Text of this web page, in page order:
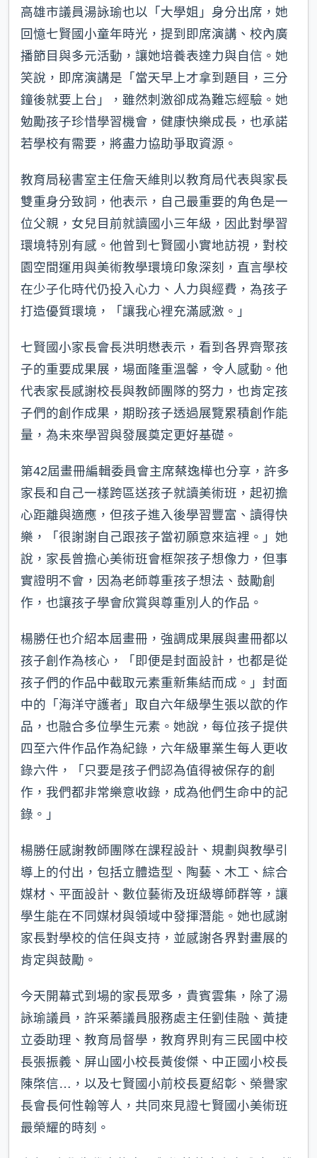
高雄市議員湯詠瑜也以「大學姐」身分出席，她
回憶七賢國小童年時光，提到即席演講、校內廣
播節目與多元活動，讓她培養表達力與自信。她
笑說，即席演講是「當天早上才拿到題目，三分
鐘後就要上台」，雖然刺激卻成為難忘經驗。她
勉勵孩子珍惜學習機會，健康快樂成長，也承諾
若學校有需要，將盡力協助爭取資源。
教育局秘書室主任詹天維則以教育局代表與家長
雙重身分致詞，他表示，自己最重要的角色是一
位父親，女兒目前就讀國小三年級，因此對學習
環境特別有感。他曾到七賢國小實地訪視，對校
園空間運用與美術教學環境印象深刻，直言學校
在少子化時代仍投入心力、人力與經費，為孩子
打造優質環境，「讓我心裡充滿感激。」
七賢國小家長會長洪明懋表示，看到各界齊聚孩
子的重要成果展，場面隆重溫馨，令人感動。他
代表家長感謝校長與教師團隊的努力，也肯定孩
子們的創作成果，期盼孩子透過展覽累積創作能
量，為未來學習與發展奠定更好基礎。
第42屆畫冊編輯委員會主席蔡逸樺也分享，許多
家長和自己一樣跨區送孩子就讀美術班，起初擔
心距離與適應，但孩子進入後學習豐富、讀得快
樂，「很謝謝自己跟孩子當初願意來這裡。」她
說，家長曾擔心美術班會框架孩子想像力，但事
實證明不會，因為老師尊重孩子想法、鼓勵創
作，也讓孩子學會欣賞與尊重別人的作品。
楊勝任也介紹本屆畫冊，強調成果展與畫冊都以
孩子創作為核心，「即便是封面設計，也都是從
孩子們的作品中截取元素重新集結而成。」封面
中的「海洋守護者」取自六年級學生張以歆的作
品，也融合多位學生元素。她說，每位孩子提供
四至六件作品作為紀錄，六年級畢業生每人更收
錄六件，「只要是孩子們認為值得被保存的創
作，我們都非常樂意收錄，成為他們生命中的記
錄。」
楊勝任感謝教師團隊在課程設計、規劃與教學引
導上的付出，包括立體造型、陶藝、木工、綜合
媒材、平面設計、數位藝術及班級導師群等，讓
學生能在不同媒材與領域中發揮潛能。她也感謝
家長對學校的信任與支持，並感謝各界對畫展的
肯定與鼓勵。
今天開幕式到場的家長眾多，貴賓雲集，除了湯
詠瑜議員，許采蓁議員服務處主任劉佳融、黃捷
立委助理、教育局督學，教育界則有三民國中校
長張振義、屏山國小校長黃俊傑、中正國小校長
陳棨信…，以及七賢國小前校長夏紹彰、榮譽家
長會長何性翰等人，共同來見證七賢國小美術班
最榮耀的時刻。